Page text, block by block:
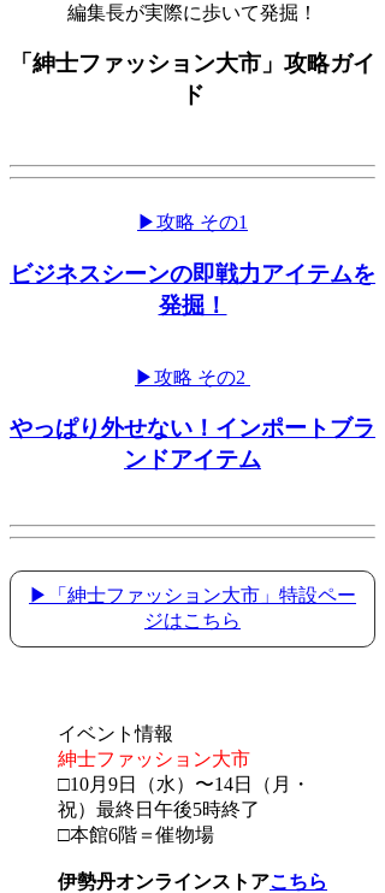
編集長が実際に歩いて発掘！
「紳士ファッション大市」攻略ガイ
ド
▶攻略 その1
ビジネスシーンの即戦力アイテムを
発掘！
▶攻略 その2
やっぱり外せない！インポートブラ
ンドアイテム
▶「紳士ファッション大市」特設ペー
ジはこちら
イベント情報
紳士ファッション大市
□10月9日（水）〜14日（月・
祝）最終日午後5時終了
□本館6階＝催物場
伊勢丹オンラインストアこちら